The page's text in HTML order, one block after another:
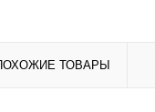
ТОВАРЫ